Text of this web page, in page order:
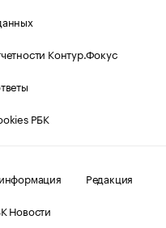
Контур.Фокус
РБК
Редакция
Новости